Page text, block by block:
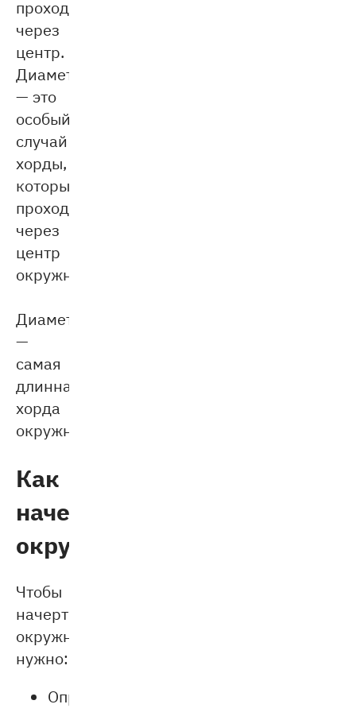
проходящий
через
центр.
Диаметр
— это
особый
случай
хорды,
который
проходит
через
центр
окружности.
Диаметр
—
самая
длинная
хорда
окружности.
Как
начертить
окружность
Чтобы
начертить
окружность,
нужно:
Определить